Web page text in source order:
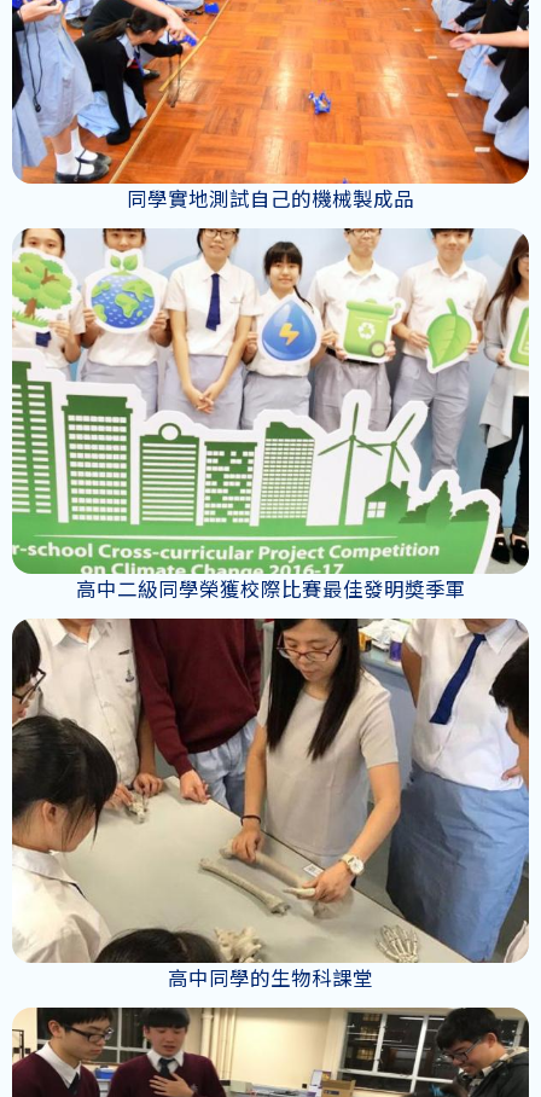
同學實地測試自己的機械製成品
高中二級同學榮獲校際比賽最佳發明奬季軍
高中同學的生物科課堂